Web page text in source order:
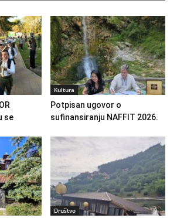
se
Kultura
Potpisan ugovor o
sufinansiranju NAFFIT 2026.
Društvo